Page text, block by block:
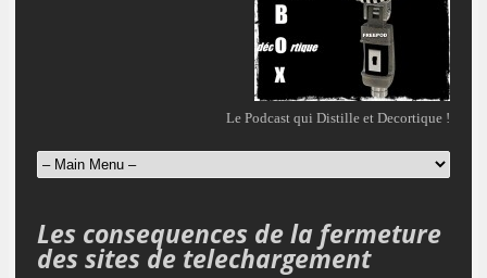
Le Podcast qui Distille et Decortique !
Les consequences de la fermeture
des sites de telechargement